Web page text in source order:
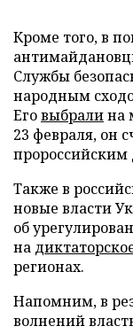
Кроме того, в
Службы
народным
Еговыбралина
23 февраля, он
пророссийским
Также в
новые власти
об
на
регионах.
Напомним, в
волнений